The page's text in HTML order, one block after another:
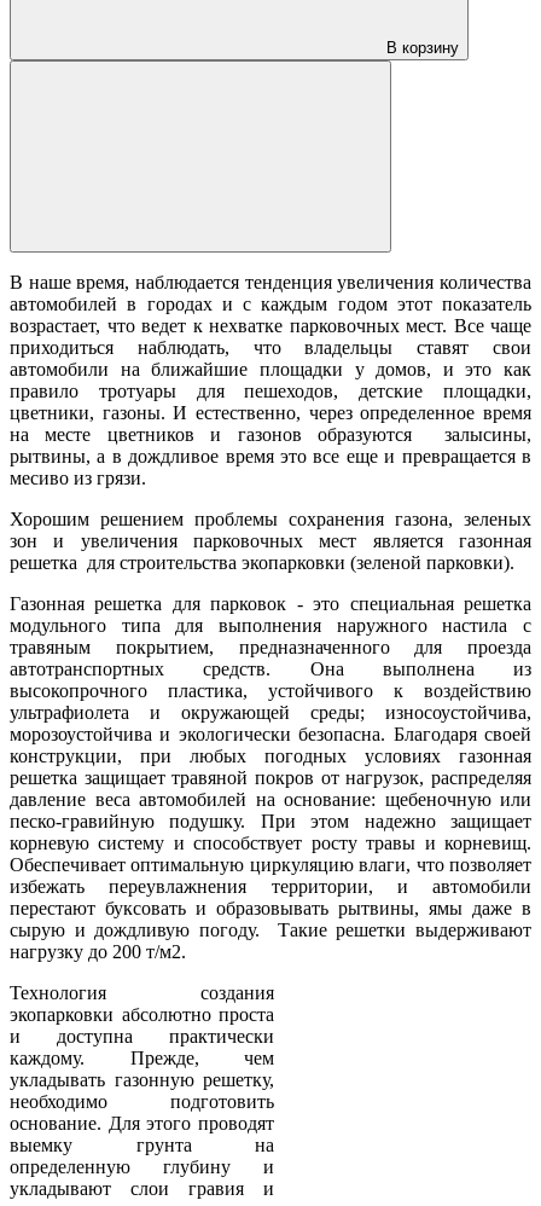
В корзину
В наше время, наблюдается тенденция увеличения количества
автомобилей в городах и с каждым годом этот показатель
возрастает, что ведет к нехватке парковочных мест. Все чаще
приходиться наблюдать, что владельцы ставят свои
автомобили на ближайшие площадки у домов, и это как
правило тротуары для пешеходов, детские площадки,
цветники, газоны. И естественно, через определенное время
на месте цветников и газонов образуются залысины,
рытвины, а в дождливое время это все еще и превращается в
месиво из грязи.
Хорошим решением проблемы сохранения газона, зеленых
зон и увеличения парковочных мест является газонная
решетка для строительства экопарковки (зеленой парковки).
Газонная решетка для парковок - это специальная решетка
модульного типа для выполнения наружного настила с
травяным покрытием, предназначенного для проезда
автотранспортных средств. Она выполнена из
высокопрочного пластика, устойчивого к воздействию
ультрафиолета и окружающей среды; износоустойчива,
морозоустойчива и экологически безопасна. Благодаря своей
конструкции, при любых погодных условиях газонная
решетка защищает травяной покров от нагрузок, распределяя
давление веса автомобилей на основание: щебеночную или
песко-гравийную подушку. При этом надежно защищает
корневую систему и способствует росту травы и корневищ.
Обеспечивает оптимальную циркуляцию влаги, что позволяет
избежать переувлажнения территории, и автомобили
перестают буксовать и образовывать рытвины, ямы даже в
сырую и дождливую погоду. Такие решетки выдерживают
нагрузку до 200 т/м2.
Технология создания
экопарковки абсолютно проста
и доступна практически
каждому. Прежде, чем
укладывать газонную решетку,
необходимо подготовить
основание. Для этого проводят
выемку грунта на
определенную глубину и
укладывают слои гравия и